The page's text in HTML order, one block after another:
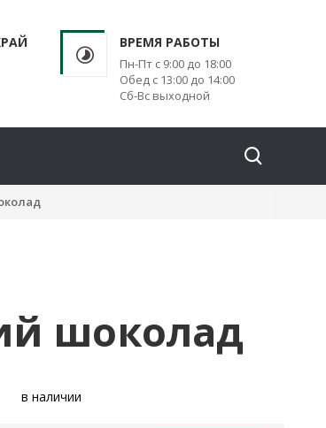
ВРЕМЯ РАБОТЫ
Пн-Пт с 9:00 до 18:00
Обед с 13:00 до 14:00
Сб-Вс выходной
шоколад
в наличии